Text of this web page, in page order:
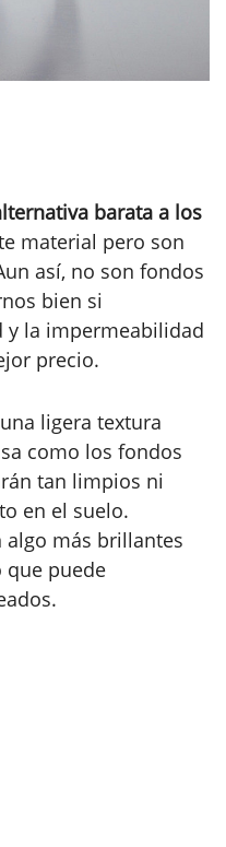
barata a los
material pero son
así, no son fondos
bien si
y la impermeabilidad
precio.
ligera textura
como los fondos
tan limpios ni
en el suelo.
más brillantes
que puede